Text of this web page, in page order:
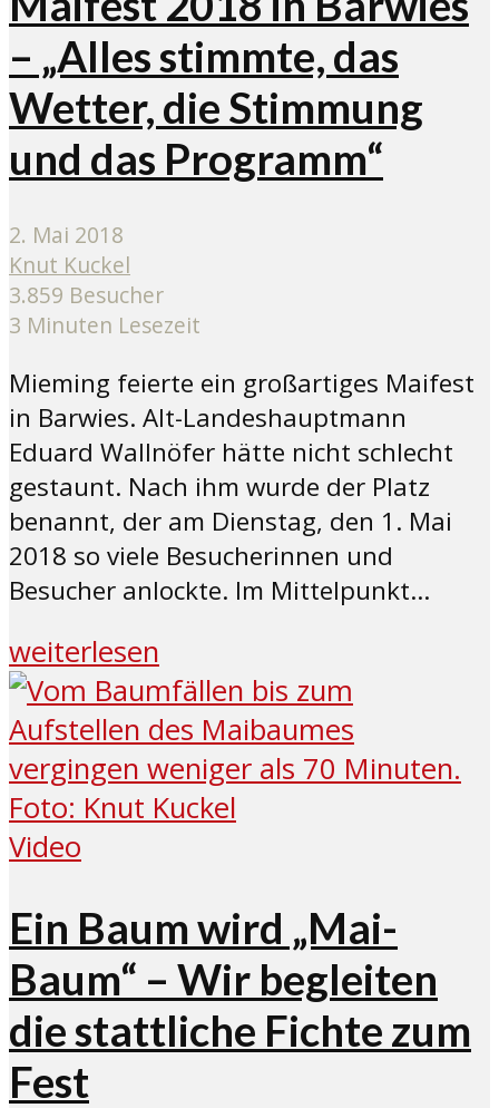
– „Alles stimmte, das
Wetter, die Stimmung
und das Programm“
2. Mai 2018
Knut Kuckel
3.859 Besucher
3 Minuten Lesezeit
Mieming feierte ein großartiges Maifest
in Barwies. Alt-Landeshauptmann
Eduard Wallnöfer hätte nicht schlecht
gestaunt. Nach ihm wurde der Platz
benannt, der am Dienstag, den 1. Mai
2018 so viele Besucherinnen und
Besucher anlockte. Im Mittelpunkt...
weiterlesen
Video
Ein Baum wird „Mai-
Baum“ – Wir begleiten
die stattliche Fichte zum
Fest